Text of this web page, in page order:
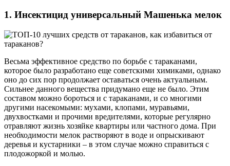
1. Инсектицид универсальный Машенька мелок
Весьма эффективное средство по борьбе с тараканами,
которое было разработано еще советскими химиками, однако
оно до сих пор продолжает оставаться очень актуальным.
Сильнее данного вещества придумано еще не было. Этим
составом можно бороться и с тараканами, и со многими
другими насекомыми: мухами, клопами, муравьями,
двухвостками и прочими вредителями, которые регулярно
отравляют жизнь хозяйке квартиры или частного дома. При
необходимости мелок растворяют в воде и опрыскивают
деревья и кустарники – в этом случае можно справиться с
плодожоркой и молью.